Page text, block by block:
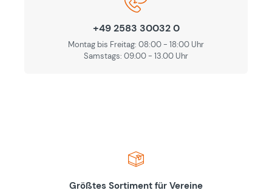
+49 2583 30032 0
Montag bis Freitag: 08:00 - 18:00 Uhr
Samstags: 09.00 - 13.00 Uhr
Größtes Sortiment für Vereine